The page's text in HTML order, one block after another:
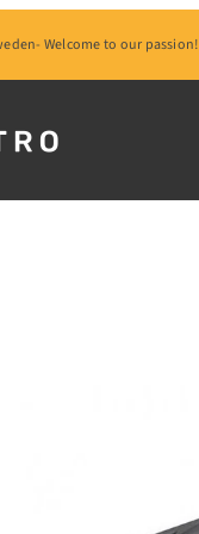
Welcome to our passion!